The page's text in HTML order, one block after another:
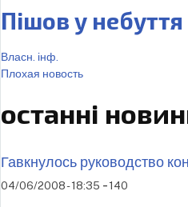
Пішов у
Власн. інф.
Плохая новость
останні
Гавкнулось руководство
04/06/2008 - 18:35 -140